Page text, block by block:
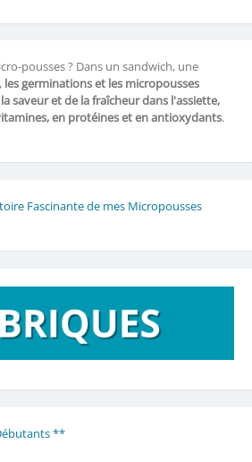
pousses ? Dans un sandwich, une
les germinations et les micropousses
saveur et de la fraîcheur dans l'assiette,
en protéines et en antioxydants.
Fascinante de mes Micropousses
**